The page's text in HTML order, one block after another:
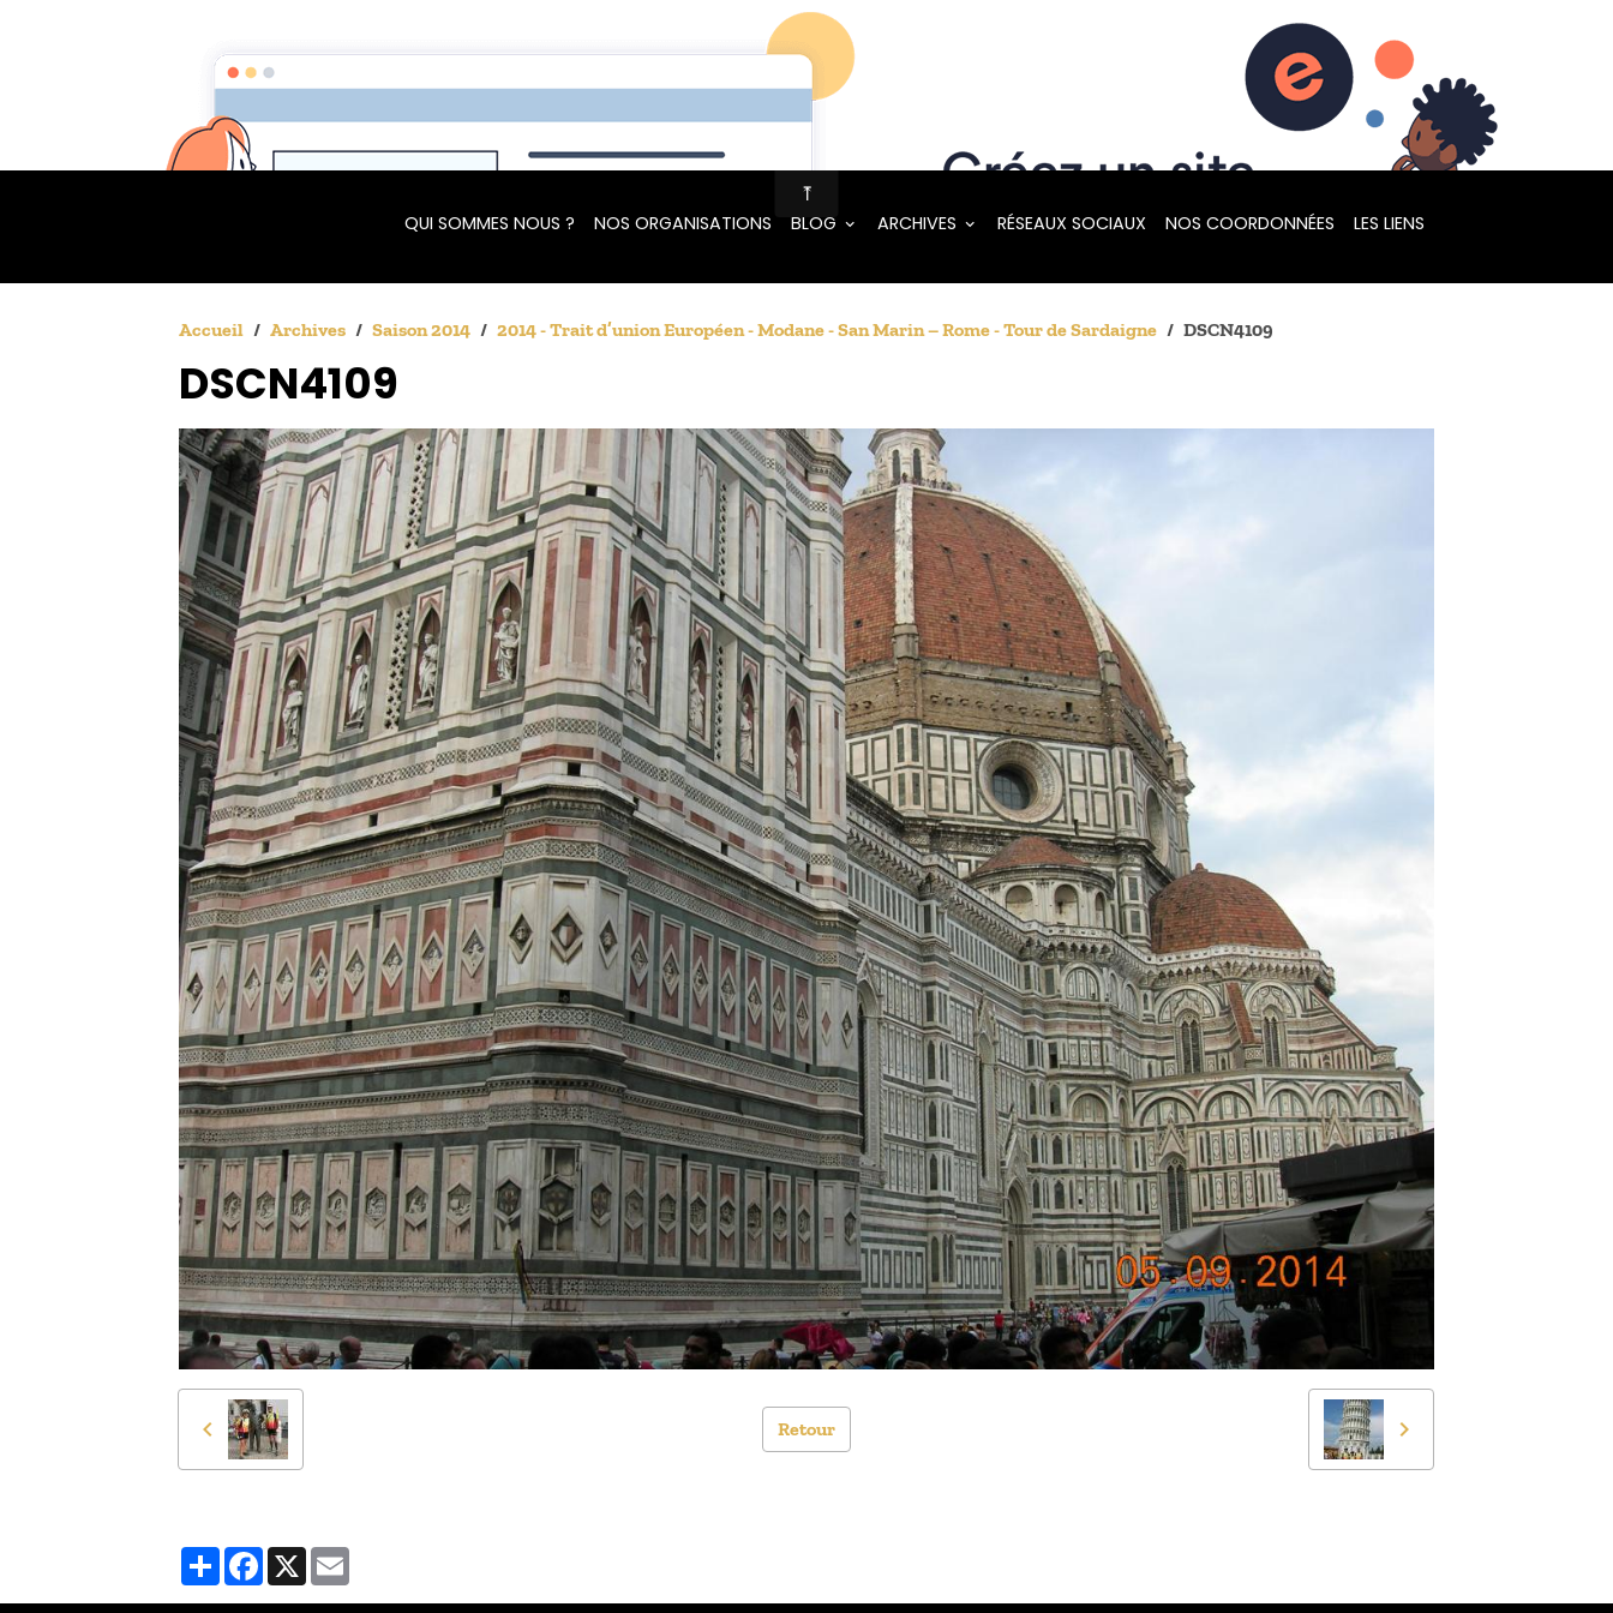
QUI SOMMES NOUS ? NOS ORGANISATIONS BLOG ARCHIVES RÉSEAUX SOCIAUX NOS COORDONNÉES LES LIENS
Accueil Archives Saison 2014 2014 - Trait d’union Européen - Modane - San Marin – Rome - Tour de Sardaigne DSCN4109
DSCN4109
Retour
PartagerFacebook
X